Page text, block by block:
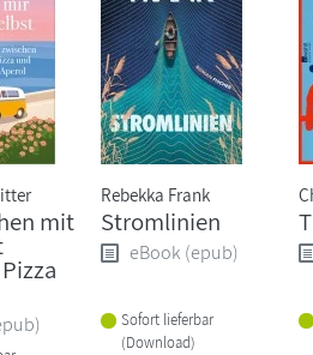
mit
Rebekka Frank
Stromlinien
eBook (epub)
Sofort lieferbar
(Download)